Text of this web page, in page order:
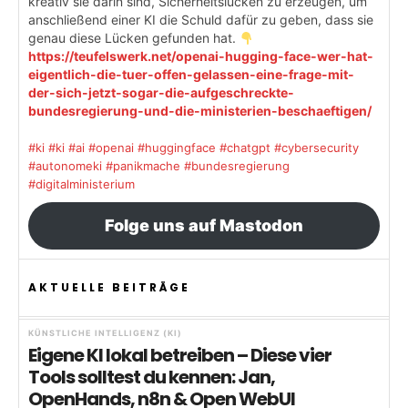
anschließend einer KI die Schuld dafür zu geben, dass sie
genau diese Lücken gefunden hat.
https://teufelswerk.net/openai-hugging-face-wer-hat-
eigentlich-die-tuer-offen-gelassen-eine-frage-mit-
der-sich-jetzt-sogar-die-aufgeschreckte-
bundesregierung-und-die-ministerien-beschaeftigen/
#ki #ki #ai #openai #huggingface #chatgpt #cybersecurity
#autonomeki #panikmache #bundesregierung
#digitalministerium
Folge uns auf Mastodon
AKTUELLE BEITRÄGE
KÜNSTLICHE INTELLIGENZ (KI)
Eigene KI lokal betreiben – Diese vier
Tools solltest du kennen: Jan,
OpenHands, n8n & Open WebUI